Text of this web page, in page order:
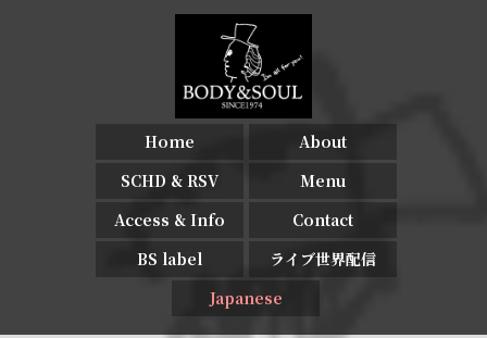
Home
About
SCHD & RSV
Menu
Access & Info
Contact
BS label
ライブ世界配信
Japanese